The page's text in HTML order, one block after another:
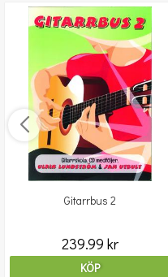
Gitarrbus 2
239.99 kr
KÖP